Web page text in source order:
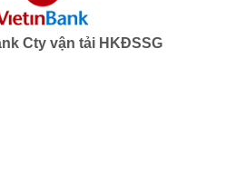
Cty vận tải HKĐSSG